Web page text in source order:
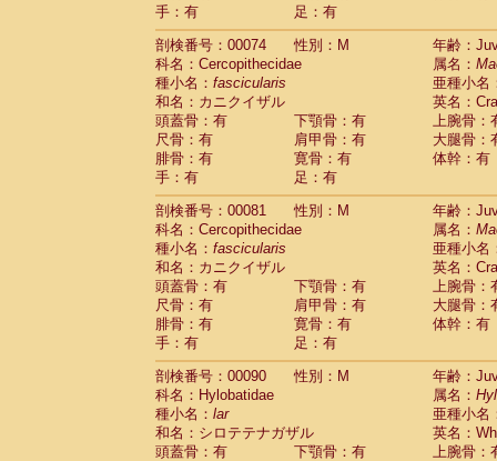
CercopithecidaeCercopithecidae
HylobatidaeHoolock hoolock(0)
HylobatidaeHylobates agilis
HylobatidaeHylobates klossii (0)
Hylobatidae
HylobatidaeHylobates moloch(0)
Hylobatidae Hylobates muelleri(0)
HylobatidaeHylobates pileatus(2)
Hylobatidae Hylobates
HylobatidaeHylobateshybrid(0)
HylobatidaeNomascus concolor(0)
HylobatidaeSymphalangus
Hominidae
(0)
Hominidae
Hominidae Gorilla gorilla beringei(0)
Hominidae Gorilla gorilla gorilla(0)
Primates misc.(0)
Scandentia Dendrogale melanura
Scandentia Ptilocercus lowii
Scandentia
Scandentia
ScandentiaTupaia minor
手：有
足：有
剖検番号：00074
性別：M
年齢：
科名：Cercopithecidae
属名：
種小名： fascicularis
亜種小名
和名：カニクイザル
英名：
頭蓋骨：有
下顎骨：有
上腕骨：
尺骨：有
肩甲骨：有
大腿骨：
腓骨：有
寛骨：有
体幹：有
手：有
足：有
剖検番号：00081
性別：M
年齢：
科名：Cercopithecidae
属名：
種小名： fascicularis
亜種小名
和名：カニクイザル
英名：
頭蓋骨：有
下顎骨：有
上腕骨：
尺骨：有
肩甲骨：有
大腿骨：
腓骨：有
寛骨：有
体幹：有
手：有
足：有
剖検番号：00090
性別：M
年齢：
科名：Hylobatidae
属名：
種小名： lar
亜種小名
和名：シロテテナガザル
英名：
頭蓋骨：有
下顎骨：有
上腕骨：